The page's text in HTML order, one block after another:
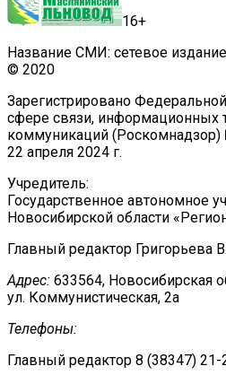
16+
Название СМИ: сетевое издание
© 2020
Зарегистрировано
сфере связи, информационных
коммуникаций
22 апреля 2024 г.
Учредитель:
Государственное автономное
Новосибирской области
Главный редактор Григорьева
Адрес: 633564, Новосибирская
ул. Коммунистическая, 2а
Телефоны:
Главный редактор 8 (38347) 21-